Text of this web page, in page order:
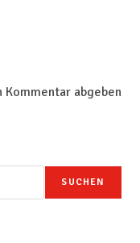
Kommentar abgeben
SUCHEN